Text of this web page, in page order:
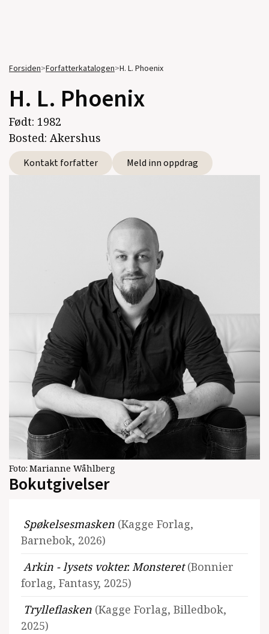
Forsiden>Forfatterkatalogen>H. L. Phoenix
H. L. Phoenix
Født: 1982
Bosted: Akershus
Kontakt forfatter Meld inn oppdrag
Foto: Marianne Wåhlberg
Bokutgivelser
Spøkelsesmasken (Kagge Forlag,
Barnebok, 2026)
Arkin - lysets vokter. Monsteret(Bonnier
forlag, Fantasy, 2025)
Trylleflasken (Kagge Forlag, Billedbok,
2025)